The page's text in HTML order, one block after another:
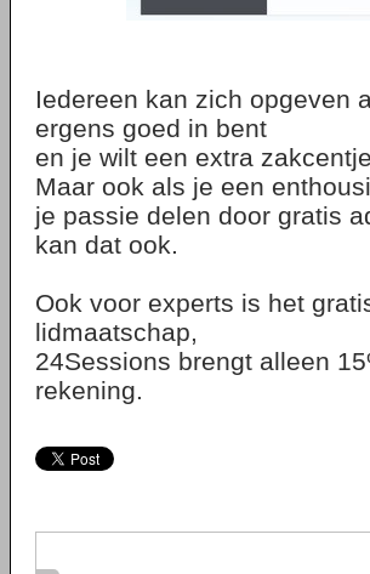
Iedereen kan zich opgeven
ergens goed in bent
en je wilt een extra
Maar ook als je een
je passie delen door gratis
kan dat ook.
Ook voor experts is het
lidmaatschap,
24Sessions brengt alleen
rekening.